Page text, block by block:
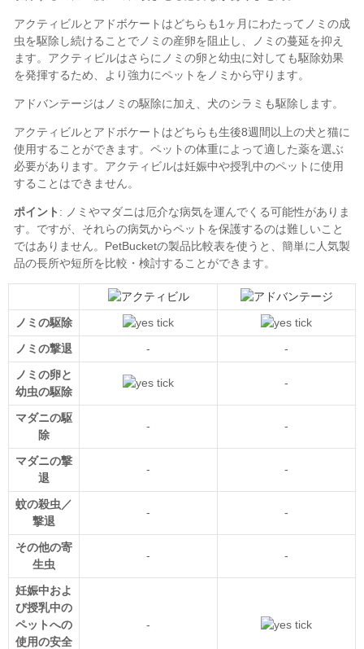
ポイント
PetBucketの製品比較表
ノミの駆除
ノミの撃退
-
-
ノミの卵と
幼虫の駆除
-
マダニの駆
除
- -
マダニの撃
退
- -
蚊の殺虫／
撃退
- -
その他の寄
生虫
- -
妊娠中およ
び授乳中の
ペットへの
使用の安全
-